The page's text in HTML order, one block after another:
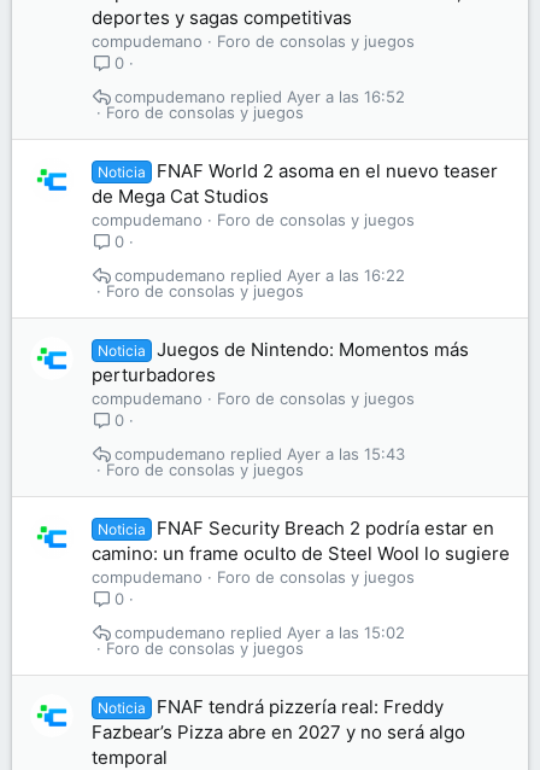
deportes y sagas competitivas
compudemano
Foro de consolas y juegos
0
Foro de consolas y juegos
Ayer a las 16:52
compudemano
Noticia
FNAF World 2 asoma en el nuevo teaser
de Mega Cat Studios
compudemano
Foro de consolas y juegos
0
Foro de consolas y juegos
Ayer a las 16:22
compudemano
Noticia
Juegos de Nintendo: Momentos más
perturbadores
compudemano
Foro de consolas y juegos
0
Foro de consolas y juegos
Ayer a las 15:43
compudemano
Noticia
FNAF Security Breach 2 podría estar en
camino: un frame oculto de Steel Wool lo sugiere
compudemano
Foro de consolas y juegos
0
Foro de consolas y juegos
Ayer a las 15:02
compudemano
Noticia
FNAF tendrá pizzería real: Freddy
Fazbear’s Pizza abre en 2027 y no será algo
temporal